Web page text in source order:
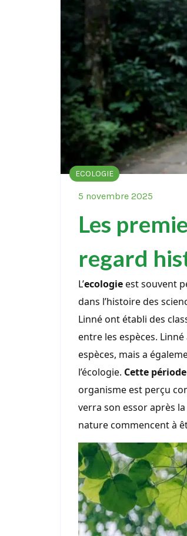
ECOLOGIE
5 novembre 2025
Les
regard
L’ecologieest souvent
dans l’histoire des
Linné ont établi des
entre les espèces.
espèces, mais a
l’écologie. Cette
organisme est perçu
verra son essor après
nature commencent à